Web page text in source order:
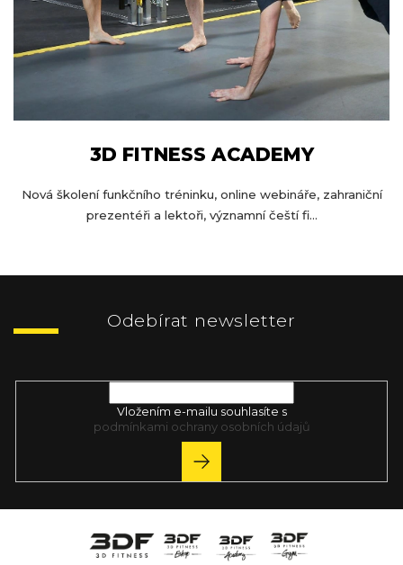
3D FITNESS ACADEMY
Nová školení funkčního tréninku, online webináře, zahraniční
prezentéři a lektoři, významní čeští fi...
Z
Odebírat newsletter
Vložením e-mailu souhlasíte s
podmínkami ochrany osobních údajů
PŘIHLÁSIT
SE